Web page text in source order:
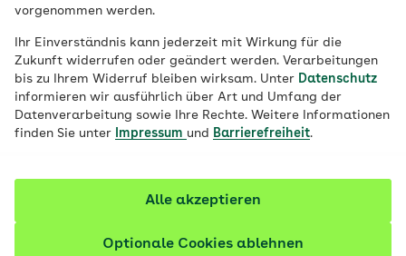
vorgenommen werden.
Ihr Einverständnis kann jederzeit mit Wirkung für die
Zukunft widerrufen oder geändert werden. Verarbeitungen
bis zu Ihrem Widerruf bleiben wirksam. Unter Datenschutz
informieren wir ausführlich über Art und Umfang der
Datenverarbeitung sowie Ihre Rechte. Weitere Informationen
finden Sie unter
Impressum und Barrierefreiheit.
Optionale Cookies ablehnen
Alle akzeptieren
Vitaminmangel dahinter. Was lässt sich
dagegen tun?
Fachlich geprüft